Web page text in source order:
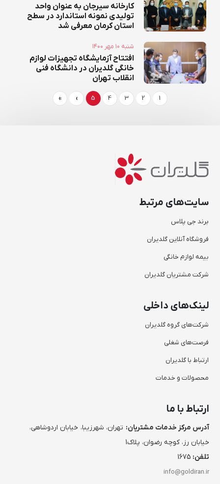
کارخانه سیرجان به عنوان واحد
تولیدی نمونه استاندارد در سطح
استان کرمان معرفی شد
۱۴۰۰ شنبه ۱۰ مهر
افتتاح ​​آزمایشگاه تجهیزات لوازم
خانگی گلدیران در دانشگاه فنی
انقلاب تهران
1
2
3
4
5
›
»
سایت‌های مرتبط
برند جی پلاس
فروشگاه آنلاین گلدیران
بیمه لوازم خانگی
شرکت مشتریان گلدیران
لینک‌های داخلی
شرکت‌های گروه گلدیران
فرصت‌های شغلی
ارتباط با گلدیران
محصولات و خدمات
ارتباط با ما
آدرس مرکز خدمات مشتریان: تهران، شهرزیبا، خیابان اردوشاهی،
خیابان رز، کوچه رضوان، پلاک1
تلفن: 1675
info@goldiran.ir